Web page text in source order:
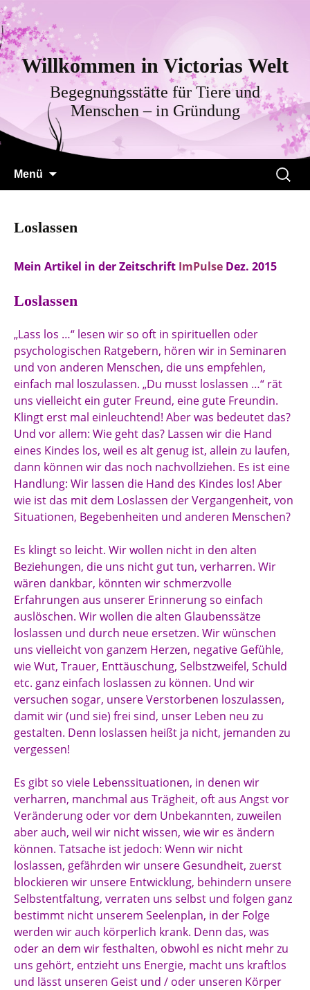
Willkommen in Victorias Welt
Begegnungsstätte für Tiere und
Menschen – in Gründung
Menü
Suchen
nach:
Loslassen
Mein Artikel in der Zeitschrift ImPulse Dez. 2015
Loslassen
„Lass los …“ lesen wir so oft in spirituellen oder
psychologischen Ratgebern, hören wir in Seminaren
und von anderen Menschen, die uns empfehlen,
einfach mal loszulassen. „Du musst loslassen …“ rät
uns vielleicht ein guter Freund, eine gute Freundin.
Klingt erst mal einleuchtend! Aber was bedeutet das?
Und vor allem: Wie geht das? Lassen wir die Hand
eines Kindes los, weil es alt genug ist, allein zu laufen,
dann können wir das noch nachvollziehen. Es ist eine
Handlung: Wir lassen die Hand des Kindes los! Aber
wie ist das mit dem Loslassen der Vergangenheit, von
Situationen, Begebenheiten und anderen Menschen?
Es klingt so leicht. Wir wollen nicht in den alten
Beziehungen, die uns nicht gut tun, verharren. Wir
wären dankbar, könnten wir schmerzvolle
Erfahrungen aus unserer Erinnerung so einfach
auslöschen. Wir wollen die alten Glaubenssätze
loslassen und durch neue ersetzen. Wir wünschen
uns vielleicht von ganzem Herzen, negative Gefühle,
wie Wut, Trauer, Enttäuschung, Selbstzweifel, Schuld
etc. ganz einfach loslassen zu können. Und wir
versuchen sogar, unsere Verstorbenen loszulassen,
damit wir (und sie) frei sind, unser Leben neu zu
gestalten. Denn loslassen heißt ja nicht, jemanden zu
vergessen!
Es gibt so viele Lebenssituationen, in denen wir
verharren, manchmal aus Trägheit, oft aus Angst vor
Veränderung oder vor dem Unbekannten, zuweilen
aber auch, weil wir nicht wissen, wie wir es ändern
können. Tatsache ist jedoch: Wenn wir nicht
loslassen, gefährden wir unsere Gesundheit, zuerst
blockieren wir unsere Entwicklung, behindern unsere
Selbstentfaltung, verraten uns selbst und folgen ganz
bestimmt nicht unserem Seelenplan, in der Folge
werden wir auch körperlich krank. Denn das, was
oder an dem wir festhalten, obwohl es nicht mehr zu
uns gehört, entzieht uns Energie, macht uns kraftlos
und lässt unseren Geist und / oder unseren Körper